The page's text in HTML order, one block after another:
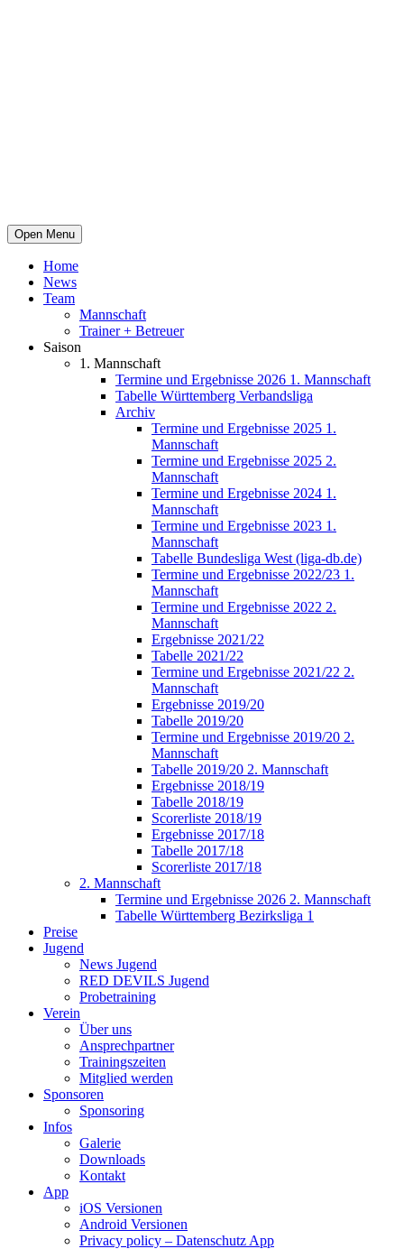
Open Menu
Home
News
Team
Mannschaft
Trainer + Betreuer
Saison
1. Mannschaft
Termine und Ergebnisse 2026 1. Mannschaft
Tabelle Württemberg Verbandsliga
Archiv
Termine und Ergebnisse 2025 1.
Mannschaft
Termine und Ergebnisse 2025 2.
Mannschaft
Termine und Ergebnisse 2024 1.
Mannschaft
Termine und Ergebnisse 2023 1.
Mannschaft
Tabelle Bundesliga West (liga-db.de)
Termine und Ergebnisse 2022/23 1.
Mannschaft
Termine und Ergebnisse 2022 2.
Mannschaft
Ergebnisse 2021/22
Tabelle 2021/22
Termine und Ergebnisse 2021/22 2.
Mannschaft
Ergebnisse 2019/20
Tabelle 2019/20
Termine und Ergebnisse 2019/20 2.
Mannschaft
Tabelle 2019/20 2. Mannschaft
Ergebnisse 2018/19
Tabelle 2018/19
Scorerliste 2018/19
Ergebnisse 2017/18
Tabelle 2017/18
Scorerliste 2017/18
2. Mannschaft
Termine und Ergebnisse 2026 2. Mannschaft
Tabelle Württemberg Bezirksliga 1
Preise
Jugend
News Jugend
RED DEVILS Jugend
Probetraining
Verein
Über uns
Ansprechpartner
Trainingszeiten
Mitglied werden
Sponsoren
Sponsoring
Infos
Galerie
Downloads
Kontakt
App
iOS Versionen
Android Versionen
Privacy policy – Datenschutz App